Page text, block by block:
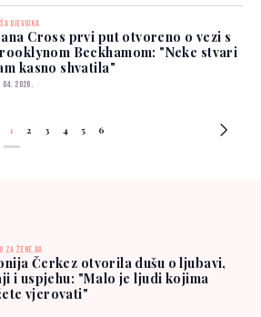
DJEVOJKA
Cross prvi put otvoreno o vezi s
Beckhamom: "Neke stvari
kasno shvatila"
04. 2026.
1 2 3 4 5 6
ZA ŽENE.BA
Čerkez otvorila dušu o ljubavi,
i uspjehu: "Malo je ljudi kojima
vjerovati"